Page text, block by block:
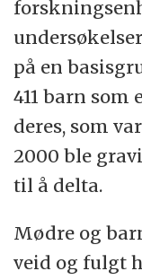
på en
411 barn
deres, som
2000 ble
til å delta.
Mødre og
veid og fulgt